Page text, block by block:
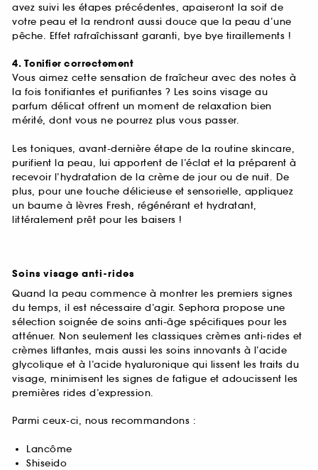
avez suivi les étapes précédentes, apaiseront la soif de
votre peau et la rendront aussi douce que la peau d’une
pêche. Effet rafraîchissant garanti, bye bye tiraillements !
4. Tonifier correctement
Vous aimez cette sensation de fraîcheur avec des notes à
la fois tonifiantes et purifiantes ? Les soins visage au
parfum délicat offrent un moment de relaxation bien
mérité, dont vous ne pourrez plus vous passer.
Les toniques, avant-dernière étape de la routine skincare,
purifient la peau, lui apportent de l’éclat et la préparent à
recevoir l’hydratation de la crème de jour ou de nuit. De
plus, pour une touche délicieuse et sensorielle, appliquez
un baume à lèvres Fresh, régénérant et hydratant,
littéralement prêt pour les baisers !
Soins visage anti-rides
Quand la peau commence à montrer les premiers signes
du temps, il est nécessaire d’agir. Sephora propose une
sélection soignée de soins anti-âge spécifiques pour les
atténuer. Non seulement les classiques crèmes anti-rides et
crèmes liftantes, mais aussi les soins innovants à l’acide
glycolique et à l’acide hyaluronique qui lissent les traits du
visage, minimisent les signes de fatigue et adoucissent les
premières rides d’expression.
Parmi ceux-ci, nous recommandons :
Lancôme
Shiseido